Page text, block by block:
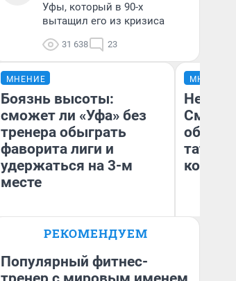
Уфы, который в 90-х
вытащил его из кризиса
31 638 23
МНЕНИЕ
Боязнь высоты:
сможет ли «Уфа» без
тренера обыграть
фаворита лиги и
удержаться на 3-м
месте
Антон Селиверстов
МНЕНИЕ
РЕКОМЕНДУЕМ
Популярный фитнес-